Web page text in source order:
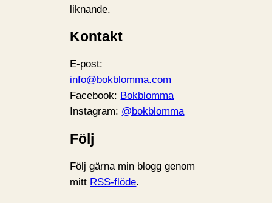
liknande.
Kontakt
E-post:
info@bokblomma.com
Facebook: Bokblomma
Instagram: @bokblomma
Följ
Följ gärna min blogg genom
mitt RSS-flöde.